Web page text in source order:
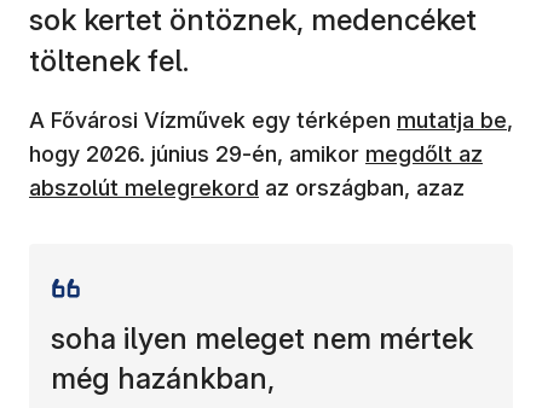
sok kertet öntöznek, medencéket
töltenek fel.
A Fővárosi Vízművek egy térképen mutatja be,
hogy 2026. június 29-én, amikor megdőlt az
abszolút melegrekord az országban, azaz
soha ilyen meleget nem mértek
még hazánkban,